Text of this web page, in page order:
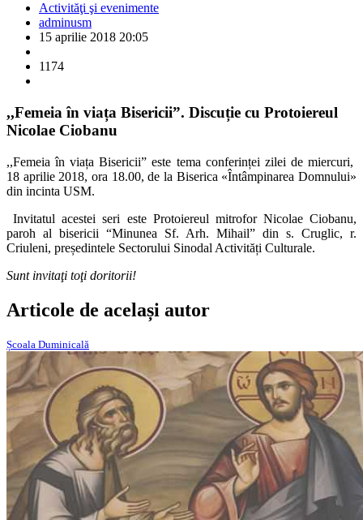
Activităţi şi evenimente
adminusm
15 aprilie 2018 20:05
1174
,,Femeia în viața Bisericii”. Discuție cu Protoiereul
Nicolae Ciobanu
,,Femeia în viața Bisericii” este tema conferinței zilei de miercuri,
18 aprilie 2018, ora 18.00, de la Biserica «Întâmpinarea Domnului»
din incinta USM.
Invitatul acestei seri este Protoiereul mitrofor Nicolae Ciobanu,
paroh al bisericii “Minunea Sf. Arh. Mihail” din s. Cruglic, r.
Criuleni, președintele Sectorului Sinodal Activități Culturale.
Sunt invitaţi toţi doritorii!
Articole de același autor
Școala Duminicală